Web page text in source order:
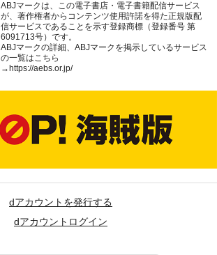
ABJマークは、この電子書店・電子書籍配信サービス
が、著作権者からコンテンツ使用許諾を得た正規版配
信サービスであることを示す登録商標（登録番号 第
6091713号）です。
ABJマークの詳細、ABJマークを掲示しているサービス
の一覧はこちら
→ https://aebs.or.jp/
dアカウントを発行する
dアカウントログイン